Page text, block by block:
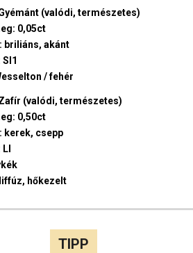
(valódi, természetes)
0,05ct
briliáns, akánt
/ fehér
(valódi, természetes)
0,50ct
kerek, csepp
hőkezelt
TIPP